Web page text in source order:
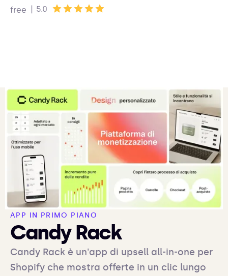
free | 5.0
APP IN PRIMO PIANO
Candy Rack
Candy Rack è un'app di upsell all-in-one per
Shopify che mostra offerte in un clic lungo